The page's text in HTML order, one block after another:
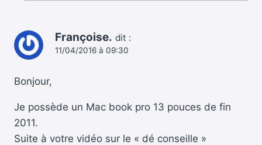
Françoise. dit :
11/04/2016 à 09:30
Bonjour,
Je possède un Mac book pro 13 pouces de fin
2011.
Suite à votre vidéo sur le « dé conseille »